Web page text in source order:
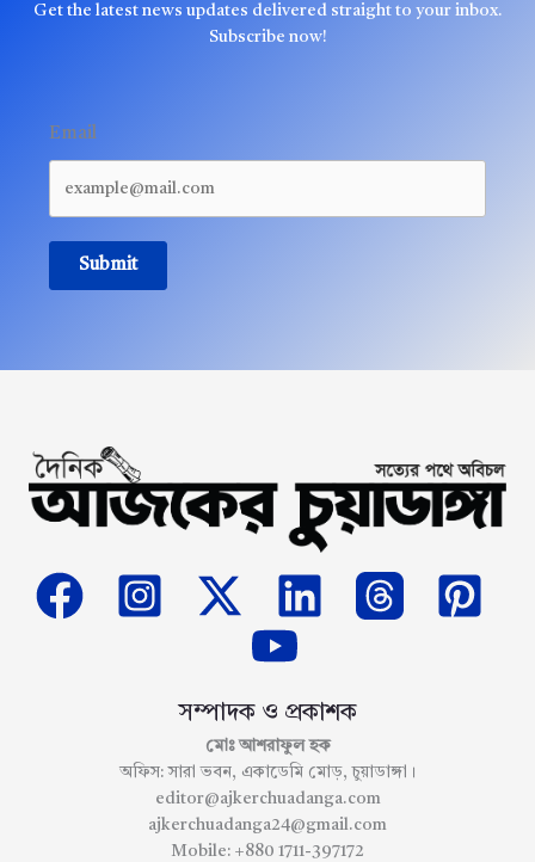
Get the latest news updates delivered straight to your inbox.
Subscribe now!
Email
Submit
সম্পাদক ও প্রকাশক
মোঃ আশরাফুল হক
অফিস: সারা ভবন, একাডেমি মোড়, চুয়াডাঙ্গা।
editor@ajkerchuadanga.com
ajkerchuadanga24@gmail.com
Mobile: +880 1711-397172